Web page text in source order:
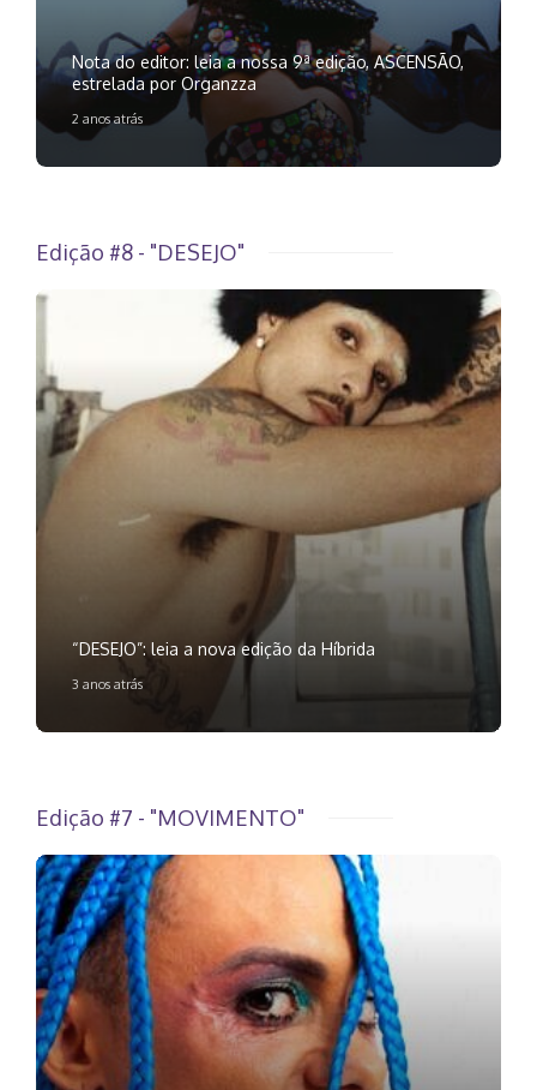
Nota do editor: leia a nossa 9ª edição, ASCENSÃO,
estrelada por Organzza
2 anos atrás
Edição #8 - "DESEJO"
“DESEJO”: leia a nova edição da Híbrida
3 anos atrás
Edição #7 - "MOVIMENTO"